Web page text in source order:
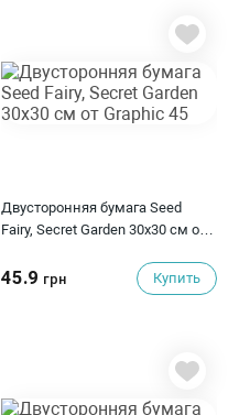
Двусторонняя бумага Seed
Fairy, Secret Garden 30х30 см от
45.9 грн Купить